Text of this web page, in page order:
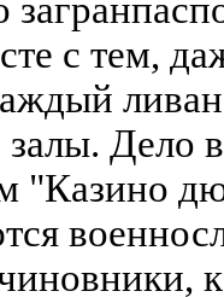
с тем,
залы. Дело
"Казино